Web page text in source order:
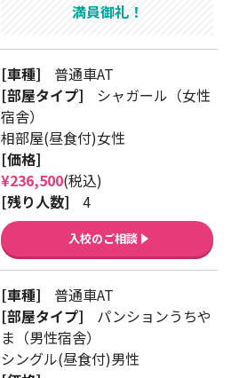
満員御礼！
[車種]
普通車AT
[部屋タイプ]
シャガール（女性
宿舎）
相部屋(昼食付)女性
[価格]
¥236,500(税込)
[残り人数]
4
入校のご相談
[車種]
普通車AT
[部屋タイプ]
パンションうちや
ま（男性宿舎）
シングル(昼食付)男性